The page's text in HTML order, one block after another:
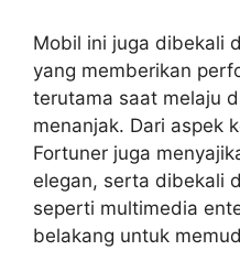
Mobil ini juga dibekali
yang memberikan
terutama saat melaju
menanjak. Dari aspek
Fortuner juga
elegan, serta dibekali
seperti multimedia
belakang untuk